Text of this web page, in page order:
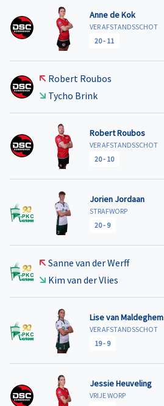
Anne de Kok
VER AFSTANDSSCHOT
20- 11
Robert Roubos
Tycho Brink
Robert Roubos
VER AFSTANDSSCHOT
20- 10
Jorien Jordaan
STRAFWORP
20- 9
Sanne van der Werff
Kim van der Vlies
Lise van Maldeghem
VER AFSTANDSSCHOT
19- 9
Jessie Heuveling
VRIJE WORP